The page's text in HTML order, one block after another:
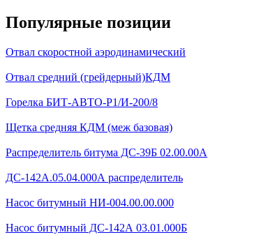
Популярные позиции
Отвал скоростной аэродинамический
Отвал средний (грейдерный)КДМ
Горелка БИТ-АВТО-Р1/И-200/8
Щетка средняя КДМ (меж базовая)
Распределитель битума ДС-39Б 02.00.00А
ДС-142А.05.04.000А распределитель
Насос битумный НИ-004.00.00.000
Насос битумный ДС-142А 03.01.000Б